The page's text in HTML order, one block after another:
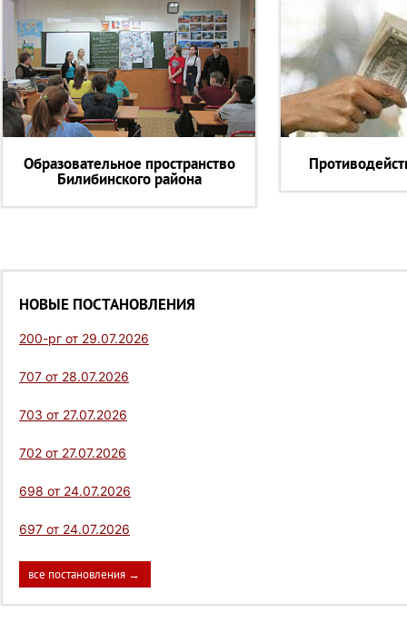
Образовательное пространство
Билибинского района
НОВЫЕ ПОСТАНОВЛЕНИЯ
200-рг от 29.07.2026
707 от 28.07.2026
703 от 27.07.2026
702 от 27.07.2026
698 от 24.07.2026
697 от 24.07.2026
все постановления →